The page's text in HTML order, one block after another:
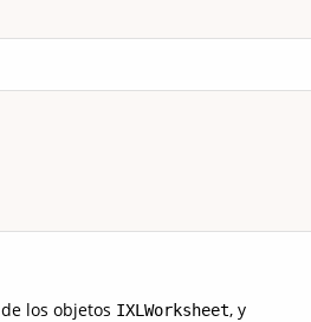
de los objetos IXLWorksheet, y